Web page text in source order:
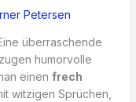
Petersen
überraschende
humorvolle
einen frech
witzigen Sprüchen,